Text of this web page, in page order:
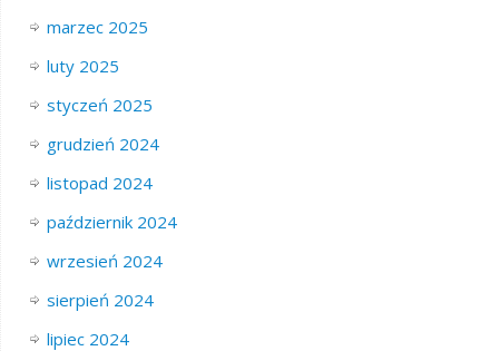
marzec 2025
luty 2025
styczeń 2025
grudzień 2024
listopad 2024
październik 2024
wrzesień 2024
sierpień 2024
lipiec 2024